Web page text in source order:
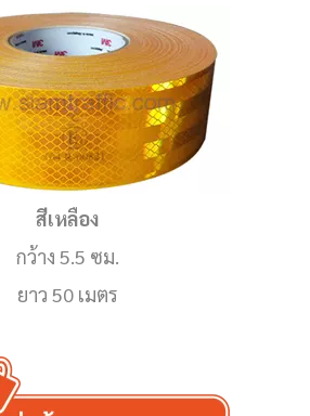
สีเหลือง
กว้าง 5.5 ซม.
ยาว 50 เมตร